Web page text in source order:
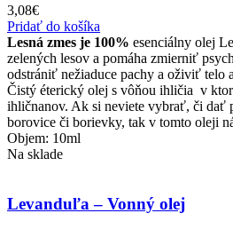
3,08€
Pridať do košíka
Lesná zmes je 100% esenciálny olej
zelených lesov a pomáha zmierniť
odstrániť nežiaduce pachy a oživiť telo
Čistý éterický olej s vôňou ihličia v
ihličnanov. Ak si neviete vybrať, či dať
borovice či borievky, tak v tomto oleji
Objem: 10ml
Na sklade
Levanduľa – Vonný olej